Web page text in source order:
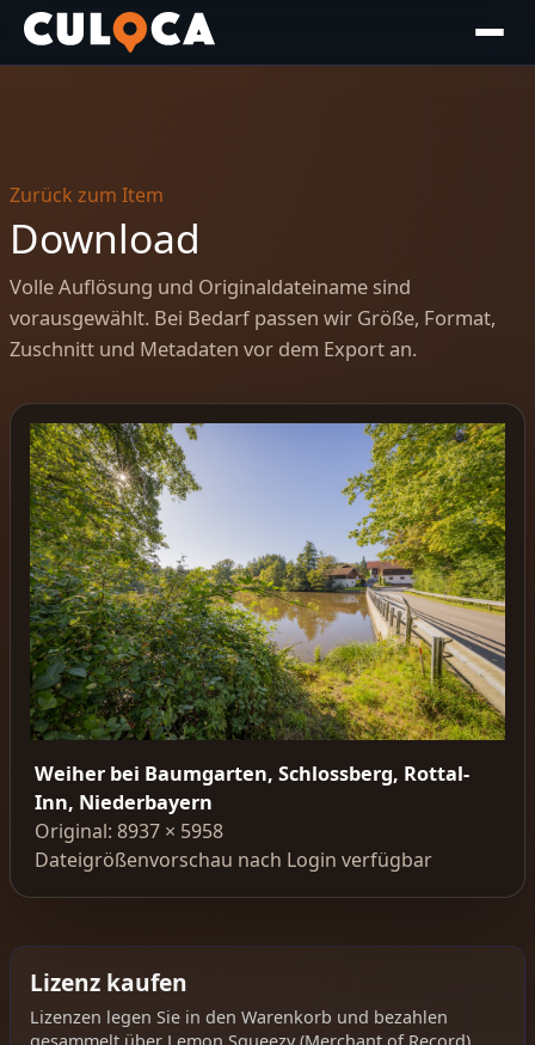
Zurück zum Item
Download
Volle Auflösung und Originaldateiname sind
vorausgewählt. Bei Bedarf passen wir Größe, Format,
Zuschnitt und Metadaten vor dem Export an.
Weiher bei Baumgarten, Schlossberg, Rottal-
Inn, Niederbayern
Original: 8937 × 5958
Dateigrößenvorschau nach Login verfügbar
Lizenz kaufen
Lizenzen legen Sie in den Warenkorb und bezahlen